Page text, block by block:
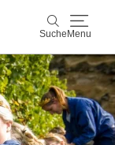
Suche Menu
Suche